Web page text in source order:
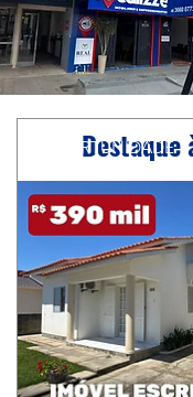
OPORTUNIDADE
Destaque